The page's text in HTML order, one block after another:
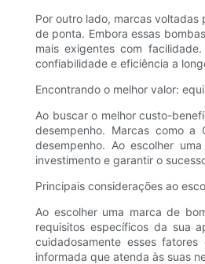
Por outro lado, marcas voltadas
de ponta. Embora essas
mais exigentes com
confiabilidade e eficiência a
Encontrando o melhor valor:
Ao buscar o melhor custo-
desempenho. Marcas como a
desempenho. Ao escolher
investimento e garantir o
Principais considerações ao
Ao escolher uma marca de
requisitos específicos da sua
cuidadosamente esses
informada que atenda às suas